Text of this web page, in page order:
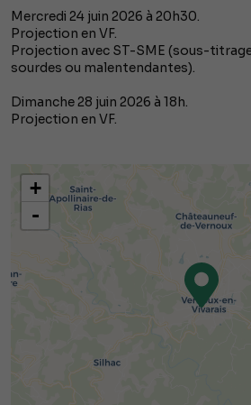
Mercredi 24 juin 2026 à 20h30.
Projection en VF.
Projection avec ST-SME (sous-
sourdes ou malentendantes).
Dimanche 28 juin 2026 à 18h.
Projection en VF.
+
-